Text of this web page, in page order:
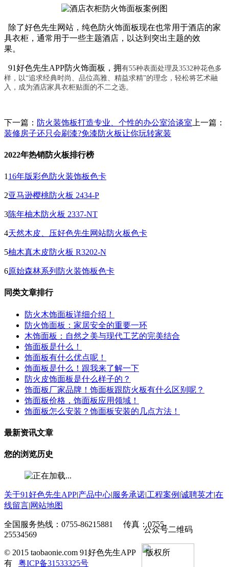
除了好色先生网站，纯色防火饰面板现在也常用于酒店的家
具衣柜，通常用于一些主题酒店，以达到突出主题的效
果。
91好色先生APP防火饰面板，拥有55种表面处理及3532种花色多
样， 以“追求经典时尚、品位高雅、精益求精”的理念，轻松将艺术融
入，成为酒店家具衣柜贴面的不二之选。
下一篇： 防火装饰板打造专业、个性的办公室洽谈室 上一篇：
装修房子还只会刷漆?免漆防火板让你玩转家装
2022年热销防火板排行榜
1 16年版彩色防火装饰板色卡
2亚马逊樱桃防火板 2434-P
3陈年柚木防火板 2337-NT
4天然木皮、压好色先生网站防火板色卡
5柚木真木皮防火板 R3202-N
6原始森林系列防火装饰板色卡
同类文章排行
防火木饰面板详细介绍！
防火饰面板：家居安全的重要一环
木饰面板：自然之美与现代工艺的完美结合
饰面板是什么！
饰面板有什么优点呢！
饰面板是什么！跟我来了解一下
防火皮饰面板是什么样子的？
饰面板厂家品牌！饰面板跟防火板有什么区别呢？
饰面板价格，饰面板应用领域！
饰面板怎么安装？饰面板安装的几点方法！
最新资讯文章
您的浏览历史
关于91好色先生APP 产品中心 服务承诺工程案例 诚聘英才在
线留言 网站地图
公众号二维码
全国服务热线：0755-86215881 传真：0755-
25534569
© 2015 taobaonie.com 91好色先生APP 版权所
有 粤ICP备31533325号